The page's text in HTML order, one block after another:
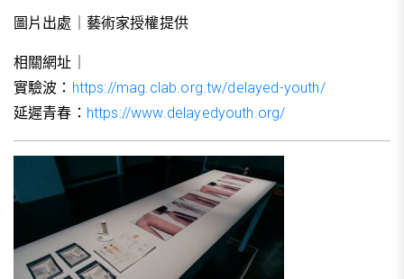
圖片出處｜藝術家授權提供
相關網址｜
實驗波： https://mag.clab.org.tw/delayed-youth/
延遲青春： https://www.delayedyouth.org/